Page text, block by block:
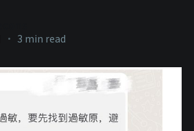
• 3 min read